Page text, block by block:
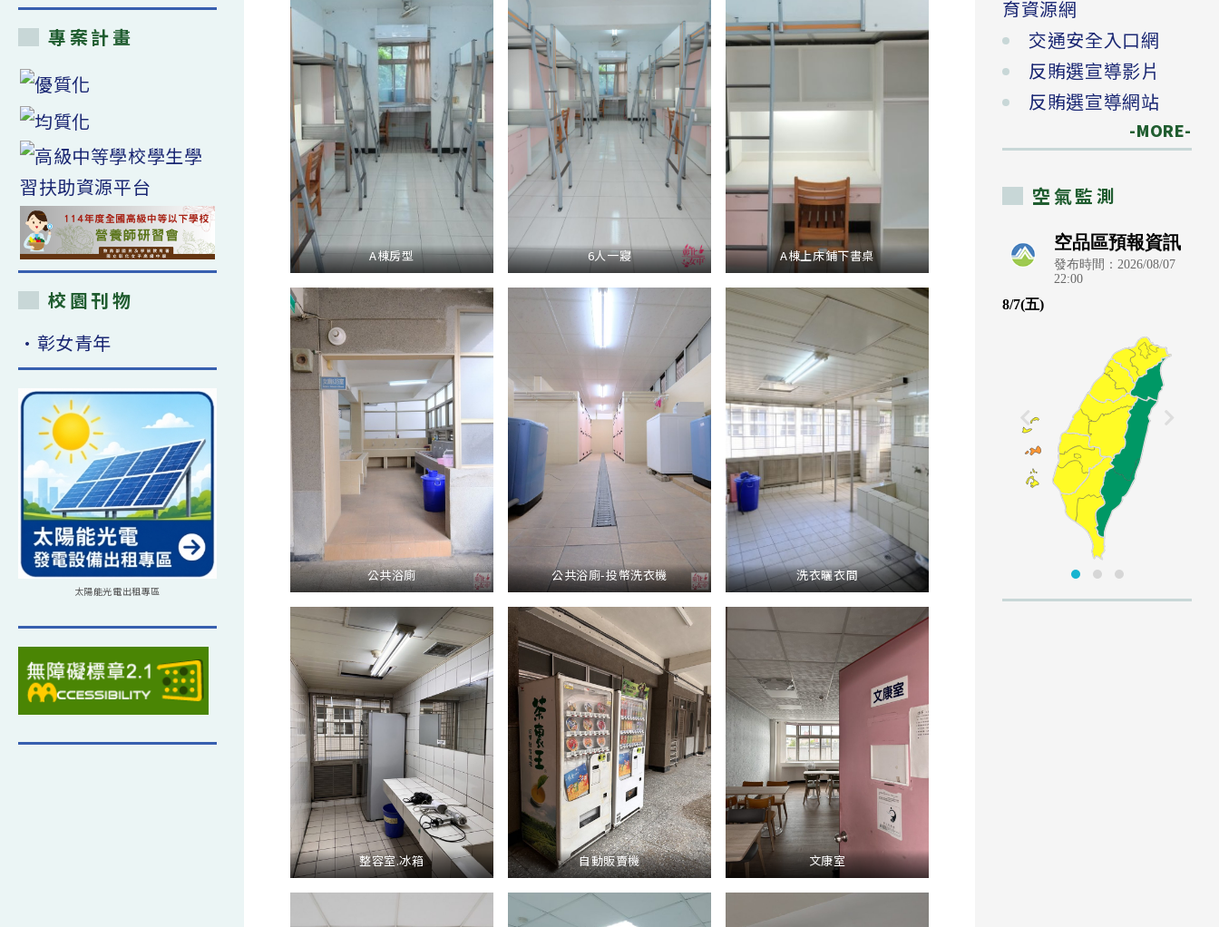
A棟房型 6人一寢 A棟上床鋪下書桌
公共浴廁 公共浴廁-投幣洗衣機 洗衣曬衣間
整容室.冰箱 自動販賣機 文康室
專案計畫
校園刊物
•彰女青年
太陽能光電出租專區
育資源網
交通安全入口網
反賄選宣導影片
反賄選宣導網站
-MORE-
空氣監測